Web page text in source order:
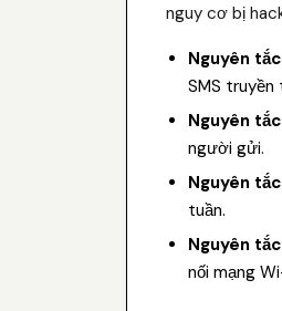
nguy cơ bị
Nguyên tắc
SMS truyền
Nguyên
người gửi.
Nguyên
tuần.
Nguyên
nối mạng